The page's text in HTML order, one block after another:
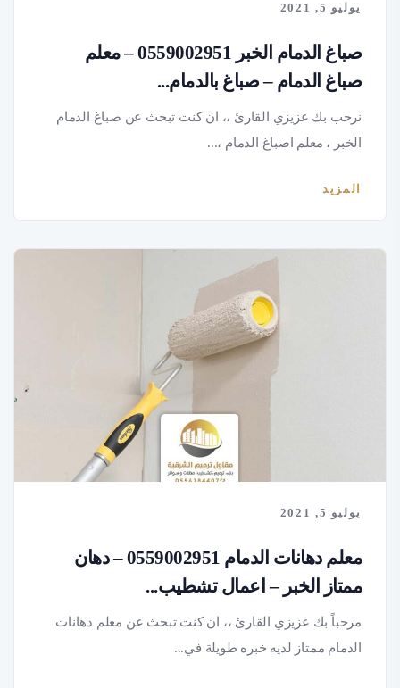
يوليو 5, 2021
صباغ الدمام الخبر 0559002951 – معلم
صباغ الدمام – صباغ بالدمام...
نرحب بك عزيزي القارئ ،، ان كنت تبحث عن صباغ الدمام
الخبر ، معلم اصباغ الدمام ،...
المزيد
يوليو 5, 2021
معلم دهانات الدمام 0559002951 – دهان
ممتاز الخبر – اعمال تشطيب...
مرحباً بك عزيزي القارئ ،، ان كنت تبحث عن معلم دهانات
الدمام ممتاز لديه خبره طويلة في...